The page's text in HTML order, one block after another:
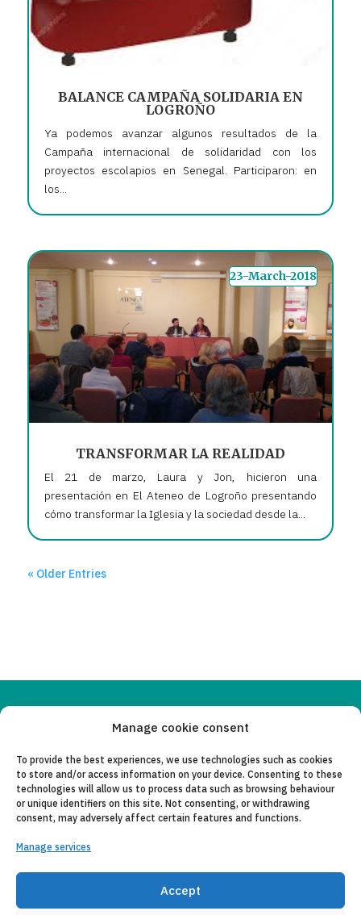
Manage cookie consent
To provide the best experiences, we use technologies such as cookies
to store and/or access information on your device. Consenting to these
technologies will allow us to process data such as browsing behaviour
or unique identifiers on this site. Not consenting, or withdrawing
consent, may adversely affect certain features and functions.
Manage services
Accept
BALANCE CAMPAÑA SOLIDARIA EN
LOGROÑO
Ya podemos avanzar algunos resultados de la
Campaña internacional de solidaridad con los
proyectos escolapios en Senegal. Participaron: en
los...
TRANSFORMAR LA REALIDAD
23-March-2018
El 21 de marzo, Laura y Jon, hicieron una
presentación en El Ateneo de Logroño presentando
cómo transformar la Iglesia y la sociedad desde la...
« Older Entries
LEGAL NOTICE
PRIVACY POLICY
COLLABORATING ENTITIES